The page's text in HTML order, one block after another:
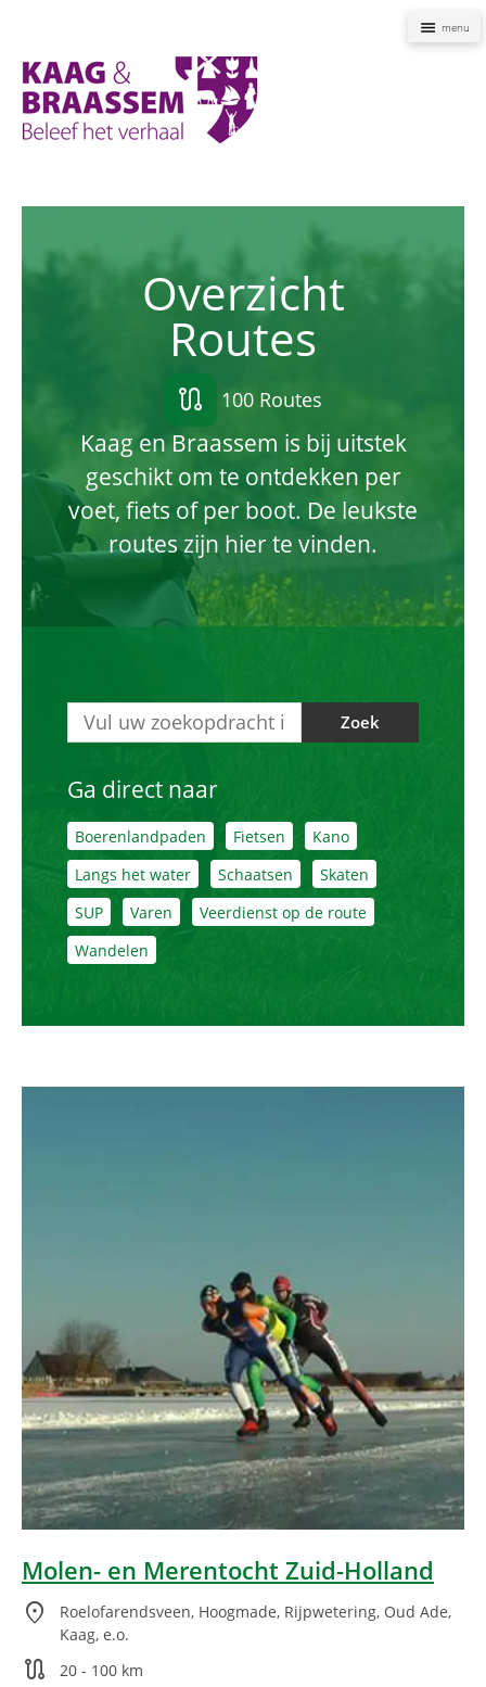
Overzicht
Routes
route 100 Routes
Kaag en Braassem is bij uitstek
geschikt om te ontdekken per
voet, fiets of per boot. De leukste
routes zijn hier te vinden.
Zoek
Ga direct naar
Boerenlandpaden Fietsen
Kano
Langs het water
Schaatsen
Skaten
SUP
Varen
Veerdienst op de route
Wandelen
Molen- en Merentocht Zuid-Holland
location_on
Roelofarendsveen, Hoogmade, Rijpwetering, Oud Ade,
Kaag, e.o.
route 20 - 100 km